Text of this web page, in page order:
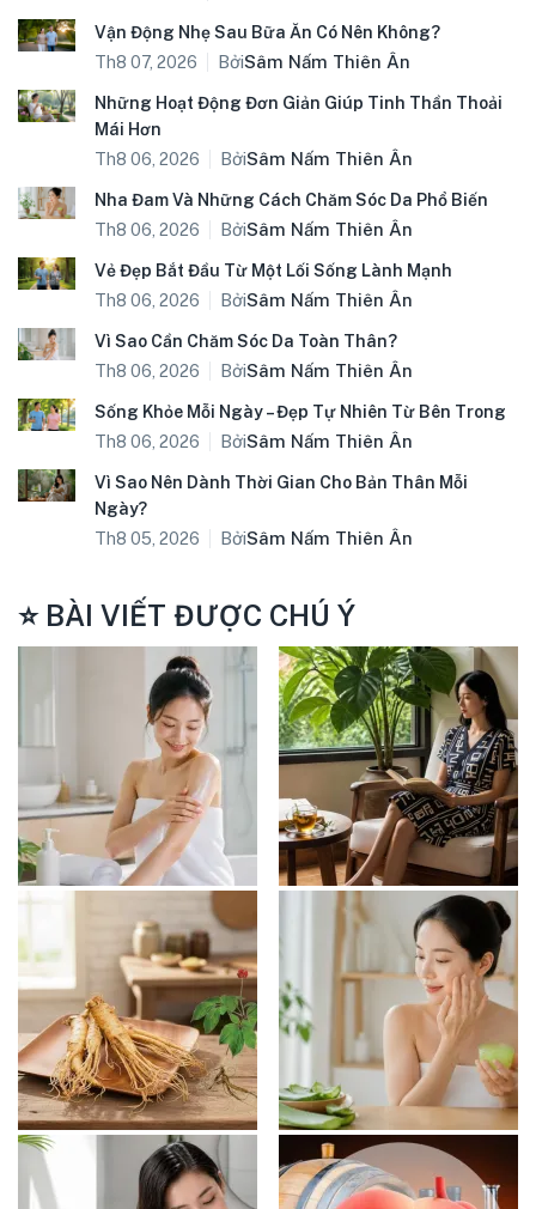
Vận Động Nhẹ Sau Bữa Ăn Có Nên Không?
Th8 07, 2026
BởiSâm Nấm Thiên Ân
Những Hoạt Động Đơn Giản Giúp Tinh Thần Thoải
Mái Hơn
Th8 06, 2026
BởiSâm Nấm Thiên Ân
Nha Đam Và Những Cách Chăm Sóc Da Phổ Biến
Th8 06, 2026
BởiSâm Nấm Thiên Ân
Vẻ Đẹp Bắt Đầu Từ Một Lối Sống Lành Mạnh
Th8 06, 2026
BởiSâm Nấm Thiên Ân
Vì Sao Cần Chăm Sóc Da Toàn Thân?
Th8 06, 2026
BởiSâm Nấm Thiên Ân
Sống Khỏe Mỗi Ngày – Đẹp Tự Nhiên Từ Bên Trong
Th8 06, 2026
BởiSâm Nấm Thiên Ân
Vì Sao Nên Dành Thời Gian Cho Bản Thân Mỗi
Ngày?
Th8 05, 2026
BởiSâm Nấm Thiên Ân
⭐ BÀI VIẾT ĐƯỢC CHÚ Ý